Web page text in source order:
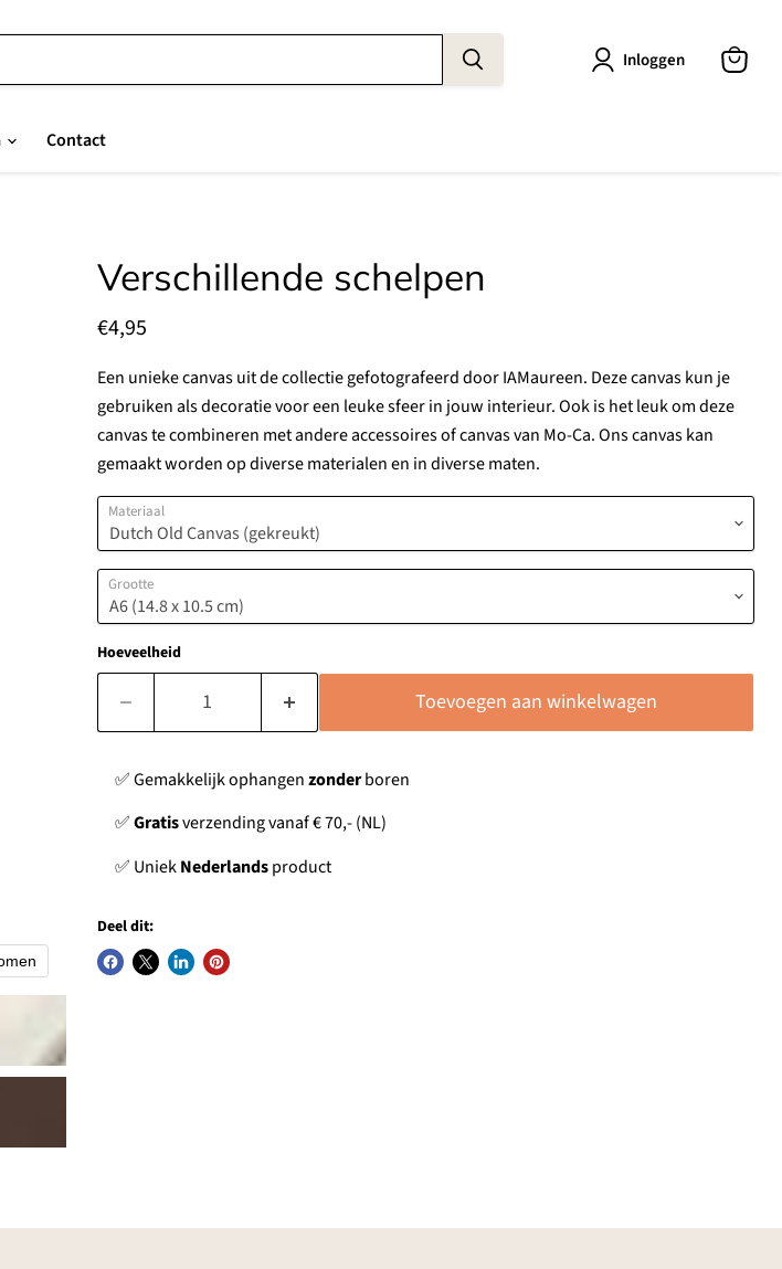
Inloggen
Contact
Verschillende schelpen
Huidige prijs
€4,95
Een unieke canvas uit de collectie gefotografeerd door IAMaureen. Deze canvas kun je
gebruiken als decoratie voor een leuke sfeer in jouw interieur. Ook is het leuk om deze
canvas te combineren met andere accessoires of canvas van Mo-Ca. Ons canvas kan
gemaakt worden op diverse materialen en in diverse maten.
Materiaal
Grootte
Hoeveelheid
Toevoegen aan winkelwagen
✅ Gemakkelijk ophangenzonderboren
✅Gratisverzending vanaf € 70,- (NL)
✅ UniekNederlandsproduct
Deel dit: